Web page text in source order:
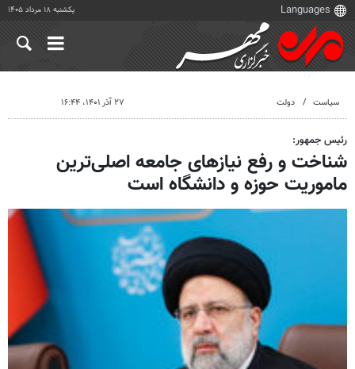
یکشنبه ۱۸ مرداد ۱۴۰۵
سیاست دولت ۲۷ آذر ۱۴۰۱، ۱۶:۴۴
رئیس جمهور:
شناخت و رفع نیازهای جامعه اصلی‌ترین
ماموریت حوزه و دانشگاه است